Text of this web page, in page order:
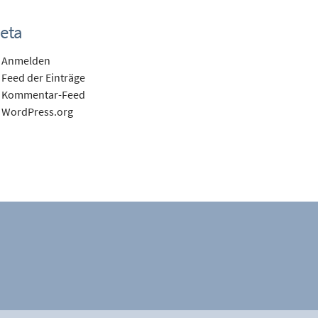
Anmelden
Feed der Einträge
Kommentar-Feed
WordPress.org